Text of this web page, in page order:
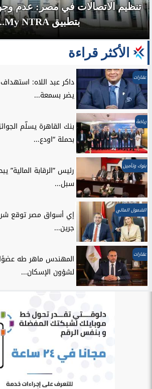
تنظيم الاتصالات في مصر: عدم
بتطبيق My NTRA...
الأكثر قراءة
عقارات
داكر عبد اللاه:
يضر بسمعة...
رياضة
بنك القاهرة يسلّم
بحملة “اودع...
بنوك وتأمين
رئيس ”الرقابة
سبل...
الشمول المالي
إي أسواق مصر توقع
جرين...
عقارات
المهندس ماهر طه عضوًا
لشؤون الإسكان...